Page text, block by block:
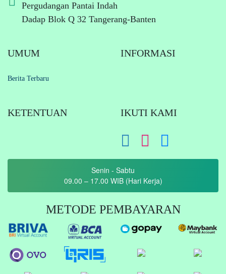
Pergudangan Pantai Indah
Dadap Blok Q 32 Tangerang-Banten
UMUM
Berita Terbaru
INFORMASI
KETENTUAN IKUTI KAMI
Senin - Sabtu
09.00 – 17.00 WIB (Hari Kerja)
METODE PEMBAYARAN